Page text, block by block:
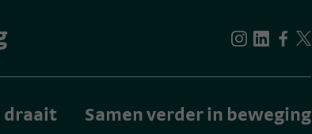
draait Samen verder in beweging